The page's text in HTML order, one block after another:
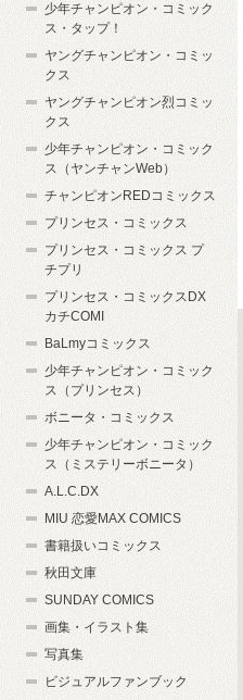
少年チャンピオン・コミック
ス・タップ！
ヤングチャンピオン・コミッ
クス
ヤングチャンピオン烈コミッ
クス
少年チャンピオン・コミック
ス（ヤンチャンWeb）
チャンピオンREDコミックス
プリンセス・コミックス
プリンセス・コミックス プ
チプリ
プリンセス・コミックスDX
カチCOMI
BaLmyコミックス
少年チャンピオン・コミック
ス（プリンセス）
ボニータ・コミックス
少年チャンピオン・コミック
ス（ミステリーボニータ）
A.L.C.DX
MIU 恋愛MAX COMICS
書籍扱いコミックス
秋田文庫
SUNDAY COMICS
画集・イラスト集
写真集
ビジュアルファンブック